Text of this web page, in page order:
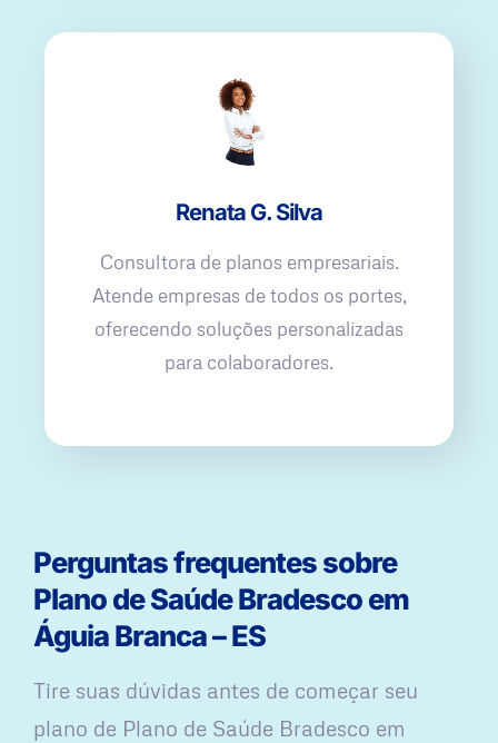
Renata G. Silva
Consultora de planos empresariais.
Atende empresas de todos os portes,
oferecendo soluções personalizadas
para colaboradores.
Perguntas frequentes sobre
Plano de Saúde Bradesco em
Águia Branca – ES
Tire suas dúvidas antes de começar seu
plano ​de Plano de Saúde Bradesco em